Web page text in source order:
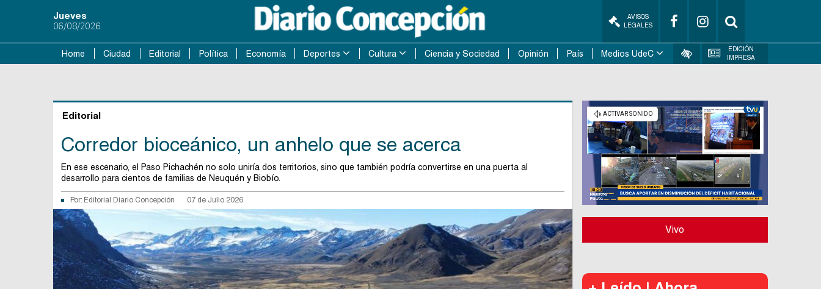
Jueves
06/08/2026
AVISOS
LEGALES
Home Ciudad Editorial Política Economía Deportes Cultura Ciencia y Sociedad Opinión País Medios UdeC
EDICIÓN
IMPRESA
Editorial
Corredor bioceánico, un anhelo que se acerca
En ese escenario, el Paso Pichachén no solo uniría dos territorios, sino que también podría convertirse en una puerta al
desarrollo para cientos de familias de Neuquén y Biobío.
Por: Editorial Diario Concepción 07 de Julio 2026
Vivo